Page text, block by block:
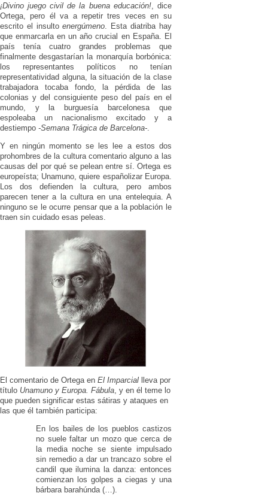
¡Divino juego civil de la buena educación!, dice
Ortega, pero él va a repetir tres veces en su
escrito el insultoenergúmeno . Esta diatriba hay
que enmarcarla en un año crucial en España. El
país tenía cuatro grandes problemas que
finalmente desgastarían la monarquía borbónica:
los representantes políticos no tenían
representatividad alguna, la situación de la clase
trabajadora tocaba fondo, la pérdida de las
colonias y del consiguiente peso del país en el
mundo, y la burguesía barcelonesa que
espoleaba un nacionalismo excitado y a
destiempo -Semana Trágica de Barcelona-
Y en ningún momento se les lee a estos dos
prohombres de la cultura comentario alguno a las
causas del por qué se pelean entre sí. Ortega es
europeísta; Unamuno, quiere españolizar Europa.
Los dos defienden la cultura, pero ambos
parecen tener a la cultura en una entelequia. A
ninguno se le ocurre pensar que a la población le
traen sin cuidado esas peleas.
El comentario de Ortega en El Imparcial lleva por
título Unamuno y Europa. Fábula , y en él teme lo
que pueden significar estas sátiras y ataques en
las que él también participa:
En los bailes de los pueblos castizos
no suele faltar un mozo que cerca de
la media noche se siente impulsado
sin remedio a dar un trancazo sobre el
candil que ilumina la danza: entonces
comienzan los golpes a ciegas y una
bárbara barahúnda (…).